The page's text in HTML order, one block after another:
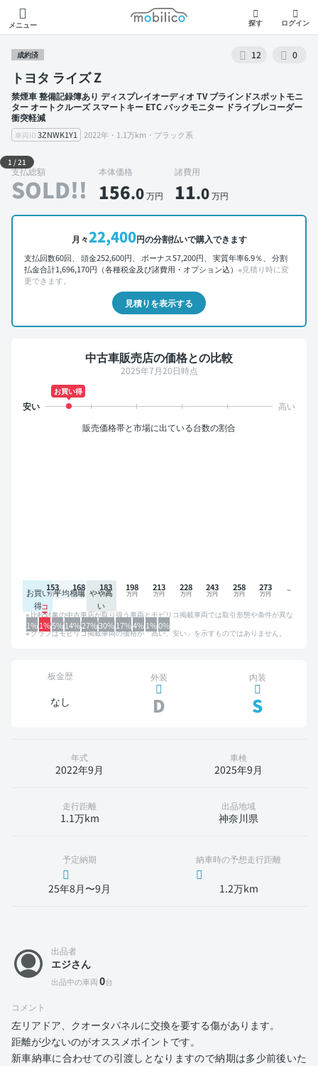
メニュー
モビリコ
探す ログイン
成約済 12 0
トヨタ ライズ Z
禁煙車 整備記録簿あり ディスプレイオーディオ TV ブラインドスポットモニ
ター オートクルーズ スマートキー ETC バックモニター ドライブレコーダー
衝突軽減
車両ID 3ZNWK1Y1 2022年・1.1万km・ブラック系
外装 左前
1 /21
支払総額
SOLD!!
本体価格
156.0万円
諸費用
11.0万円
月々22,400円の分割払いで購入できます
支払回数60回、 頭金252,600円、 ボーナス57,200円、 実質年率6.9％、 分割
払金合計1,696,170円（各種税金及び諸費用・オプション込） ※見積り時に変
更できます。
見積りを表示する
中古車販売店の価格との比較
2025年7月20日時点
お買い得
販売価格帯と市場に出ている台数の割合
お買い
得
平均相場 やや高
い
1%1%5%14%27%30%17%4%1%0%
153 168 183 198 213 228 243 258 273
比較対象の中古車店が取り扱う車両とモビリコ掲載車両では取引形態や条件が異な
るため、グラフは参考情報です。
グラフはモビリコ掲載車両の価格が「高い、安い」を示すものではありません。
板金歴
なし
外装
D
内装
S
年式
2022年9月
車検
2025年9月
走行距離
1.1万km
出品地域
神奈川県
予定納期
25年8月〜9月
納車時の予想走行距離
1.2万km
出品者
エジさん
出品中の車両0台
コメント
左リアドア、クオータパネルに交換を要する傷があります。
距離が少ないのがオススメポイントです。
新車納車に合わせての引渡しとなりますので納期は多少前後いた